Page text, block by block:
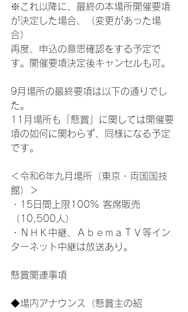
※これ以降に、最終の本場所開催要項
が決定した場合、（変更があった場
合）
再度、申込の意思確認をする予定で
す。開催要項決定後キャンセルも可。
9月場所の最終要項は以下の通りでし
た。
11月場所も「懸賞」に関しては開催要
項の如何に関わらず、同様になる予定
です。
＜令和6年九月場所（東京・両国国技
館）＞
・15日間上限100% 客席販売
（10,500人）
・ＮＨＫ中継、ＡｂｅｍａＴＶ等イン
ターネット中継は放送あり。
懸賞関連事項
◆場内アナウンス（懸賞主の紹